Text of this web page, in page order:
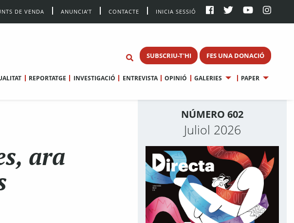
DE VENDA ANUNCIA’T CONTACTE INICIA SESSIÓ
SUBSCRIU-T'HI FES UNA DONACIÓ
REPORTATGE INVESTIGACIÓ ENTREVISTA OPINIÓ GALERIES PAPER
ara
NÚMERO 602
Juliol 2026